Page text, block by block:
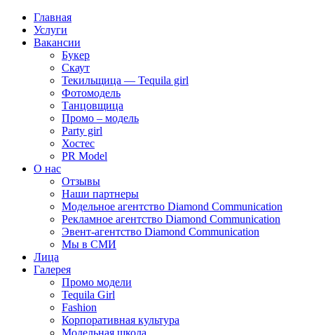
Главная
Услуги
Вакансии
Букер
Скаут
Текильщица — Tequila girl
Фотомодель
Танцовщица
Промо – модель
Party girl
Хостес
PR Model
О нас
Отзывы
Наши партнеры
Модельное агентство Diamond Communication
Рекламное агентство Diamond Communication
Эвент-агентство Diamond Communication
Мы в СМИ
Лица
Галерея
Промо модели
Tequila Girl
Fashion
Корпоративная культура
Модельная школа